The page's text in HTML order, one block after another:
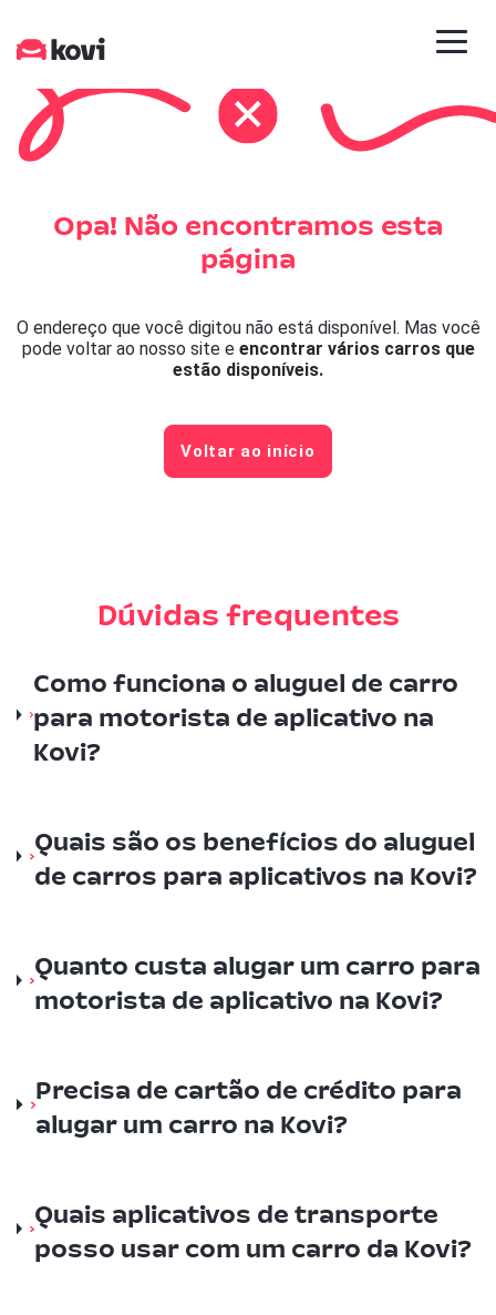
Opa! Não encontramos esta
página
O endereço que você digitou não está disponível. Mas você
pode voltar ao nosso site e encontrar vários carros que
estão disponíveis.
Voltar ao início
Dúvidas frequentes
Como funciona o aluguel de carro
para motorista de aplicativo na
Kovi?
Quais são os benefícios do aluguel
de carros para aplicativos na Kovi?
Quanto custa alugar um carro para
motorista de aplicativo na Kovi?
Precisa de cartão de crédito para
alugar um carro na Kovi?
Quais aplicativos de transporte
posso usar com um carro da Kovi?